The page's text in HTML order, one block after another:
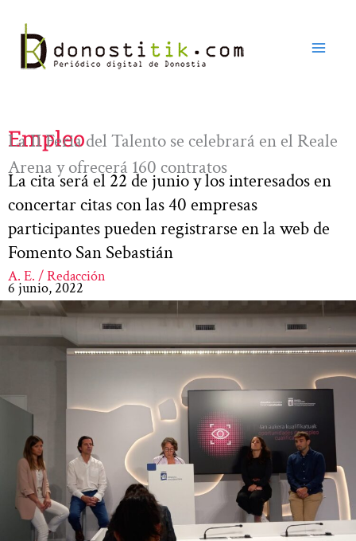
contenido
Empleo
La II Feria del Talento se celebrará en el Reale
Arena y ofrecerá 160 contratos
La cita será el 22 de junio y los interesados en
concertar citas con las 40 empresas
participantes pueden registrarse en la web de
Fomento San Sebastián
A. E. / Redacción
6 junio, 2022